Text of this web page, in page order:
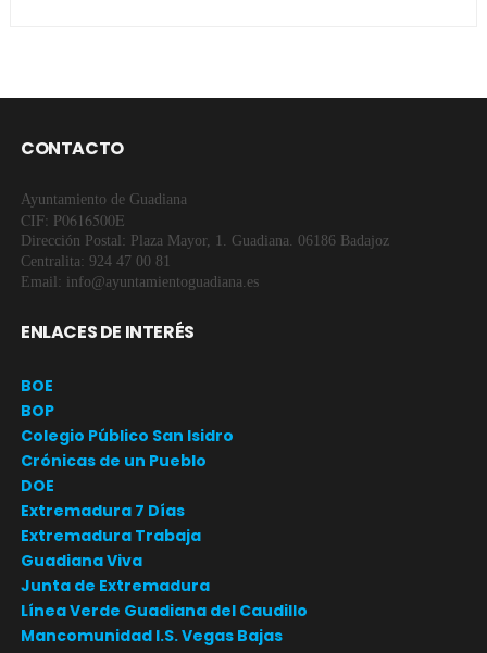
CONTACTO
Ayuntamiento de Guadiana
CIF: P0616500E
Dirección Postal: Plaza Mayor, 1. Guadiana. 06186 Badajoz
Centralita: 924 47 00 81
Email: info@ayuntamientoguadiana.es
ENLACES DE INTERÉS
BOE
BOP
Colegio Público San Isidro
Crónicas de un Pueblo
DOE
Extremadura 7 Días
Extremadura Trabaja
Guadiana Viva
Junta de Extremadura
Línea Verde Guadiana del Caudillo
Mancomunidad I.S. Vegas Bajas